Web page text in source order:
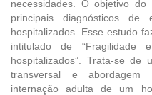
necessidades. O objetivo
principais diagnósticos de
hospitalizados. Esse estudo
intitulado de
hospitalizados”. Trata-se de
transversal e abordagem
internação adulta de um